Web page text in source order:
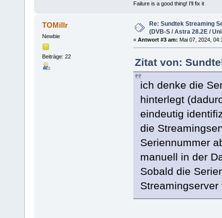
Failure is a good thing! I'll fix it
TOMillr
Newbie
Beiträge: 22
Re: Sundtek Streaming
(DVB-S / Astra 28.2E /
« Antwort #3 am: Mai 07, 2024,
Zitat von:
ich denke die
hinterlegt
eindeutig
die
Seriennummer
manuell in der
Sobald die